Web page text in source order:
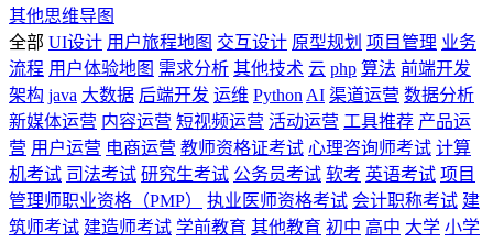
其他思维导图
全部 UI设计 用户旅程地图 交互设计 原型规划 项目管理 业务
流程 用户体验地图 需求分析 其他技术 云 php 算法 前端开发
架构 java 大数据 后端开发 运维 Python AI 渠道运营 数据分析
新媒体运营 内容运营 短视频运营 活动运营 工具推荐 产品运
营 用户运营 电商运营 教师资格证考试 心理咨询师考试 计算
机考试 司法考试 研究生考试 公务员考试 软考 英语考试 项目
管理师职业资格（PMP）
执业医师资格考试 会计职称考试 建
筑师考试 建造师考试 学前教育 其他教育 初中 高中 大学 小学